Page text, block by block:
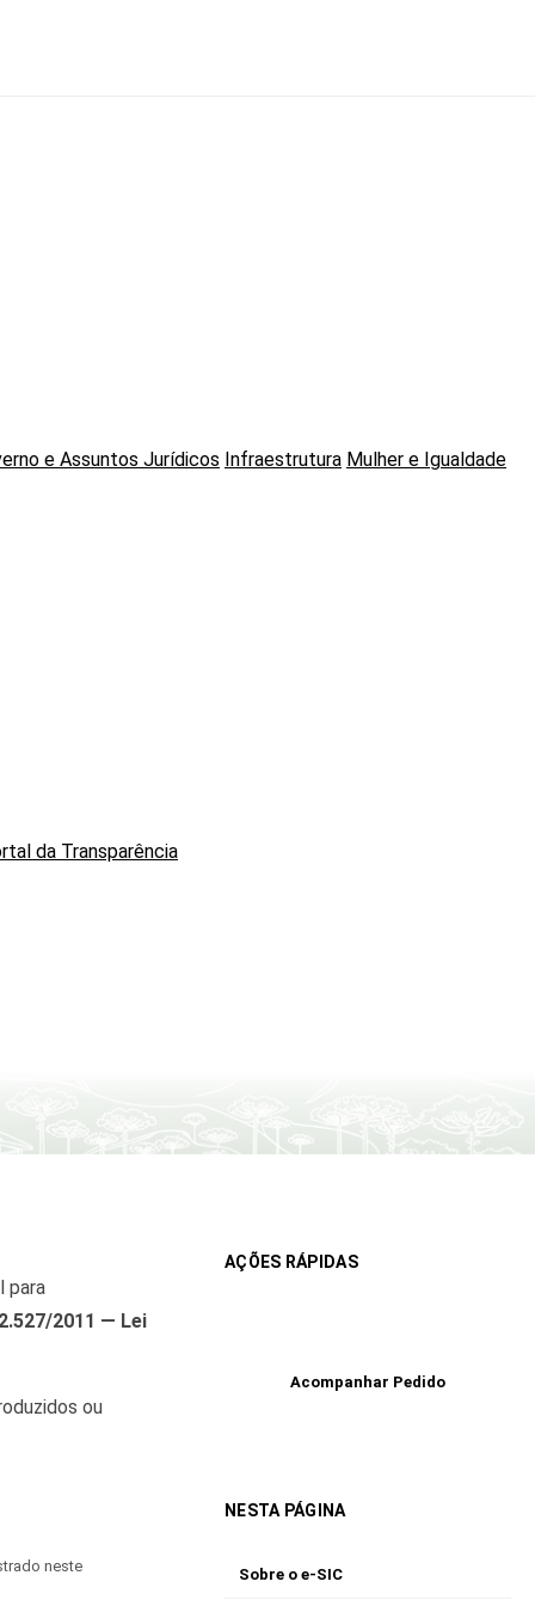
e Assuntos Jurídicos Infraestrutura Mulher e Igualdade
da Transparência
para
2011 — Lei
ou
neste
AÇÕES RÁPIDAS
Acompanhar Pedido
NESTA PÁGINA
Sobre o e-SIC